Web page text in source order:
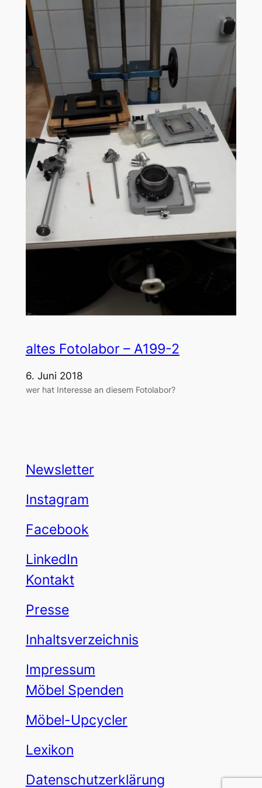
altes Fotolabor – A199-2
6. Juni 2018
wer hat Interesse an diesem Fotolabor?
Newsletter
Instagram
Facebook
LinkedIn
Kontakt
Presse
Inhaltsverzeichnis
Impressum
Möbel Spenden
Möbel-Upcycler
Lexikon
Datenschutzerklärung